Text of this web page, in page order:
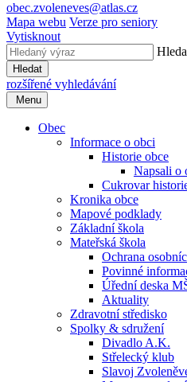
obec.zvoleneves@atlas.cz
Mapa webu Verze pro seniory
Vytisknout
Hledat
rozšířené vyhledávání
Menu
Obec
Informace o obci
Historie obce
Napsali o
Cukrovar
Kronika obce
Mapové podklady
Základní škola
Mateřská škola
Ochrana
Povinné
Úřední deska
Aktuality
Zdravotní středisko
Spolky & sdružení
Divadlo A.K.
Střelecký klub
Slavoj